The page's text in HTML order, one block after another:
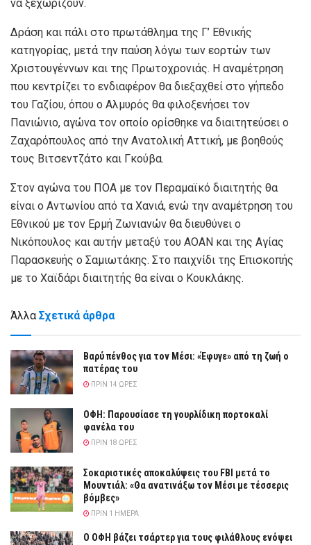
να ξεχωρίζουν.
Δράση και πάλι στο πρωτάθλημα της Γ’ Εθνικής
κατηγορίας, μετά την παύση λόγω των εορτών των
Χριστουγέννων και της Πρωτοχρονιάς. Η αναμέτρηση
που κεντρίζει το ενδιαφέρον θα διεξαχθεί στο γήπεδο
του Γαζίου, όπου ο Αλμυρός θα φιλοξενήσει τον
Πανιώνιο, αγώνα τον οποίο ορίσθηκε να διαιτητεύσει ο
Ζαχαρόπουλος από την Ανατολική Αττική, με βοηθούς
τους Βιτσεντζάτο και Γκούβα.
Στον αγώνα του ΠΟΑ με τον Περαμαϊκό διαιτητής θα
είναι ο Αντωνίου από τα Χανιά, ενώ την αναμέτρηση του
Εθνικού με τον Ερμή Ζωνιανών θα διευθύνει ο
Νικόπουλος και αυτήν μεταξύ του ΑΟΑΝ και της Αγίας
Παρασκευής ο Σαμιωτάκης. Στο παιχνίδι της Επισκοπής
με το Χαϊδάρι διαιτητής θα είναι ο Κουκλάκης.
Άλλα Σχετικά άρθρα
Βαρύ πένθος για τον Μέσι: «Έφυγε» από τη ζωή ο
πατέρας του
ΠΡΙΝ 14 ΏΡΕΣ
ΟΦΗ: Παρουσίασε τη γουρλίδικη πορτοκαλί
φανέλα του
ΠΡΙΝ 18 ΏΡΕΣ
Σοκαριστικές αποκαλύψεις του FBI μετά το
Μουντιάλ: «Θα ανατινάξω τον Μέσι με τέσσερις
βόμβες»
ΠΡΙΝ 1 ΗΜΈΡΑ
Ο ΟΦΗ βάζει τσάρτερ για τους φιλάθλους ενόψει